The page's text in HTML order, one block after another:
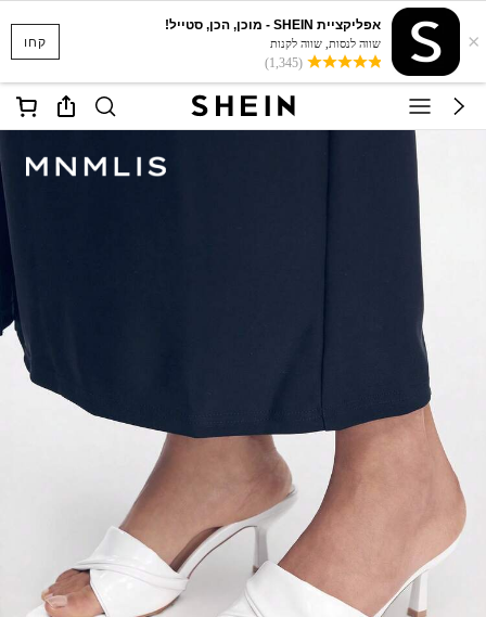
קחו ×
אפליקציית SHEIN - מוכן, הכן, סטייל!
שווה לנסות, שווה לקנות
(1,345)